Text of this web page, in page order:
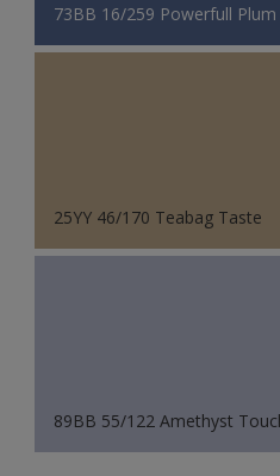
73BB 16/259 Powerfull Plum
25YY 46/170 Teabag Taste
89BB 55/122 Amethyst